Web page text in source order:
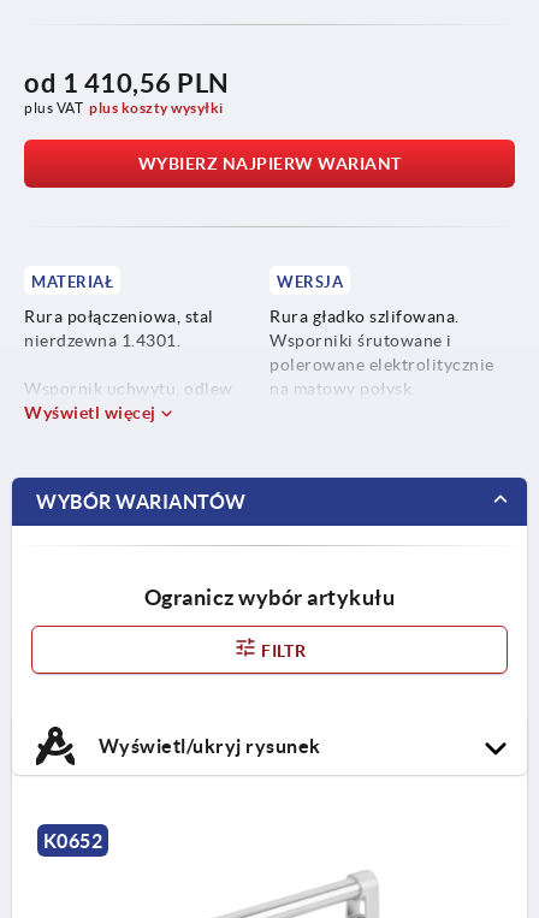
od 1 410,56 PLN
plus VAT plus koszty wysyłki
WYBIERZ NAJPIERW WARIANT
MATERIAŁ
Rura połączeniowa, stal
nierdzewna 1.4301.
Wspornik uchwytu, odlew
precyzyjny G 4581.
odpowiedniej do zastosowania
w przemyśle spożywczym.
Długoterminowa odporność
WERSJA
Rura gładko szlifowana.
Wsporniki śrutowane i
polerowane elektrolitycznie
na matowy połysk.
Wyświetl więcej
WYBÓR WARIANTÓW
Ogranicz wybór artykułu
FILTR
Wyświetl/ukryj rysunek
K0652